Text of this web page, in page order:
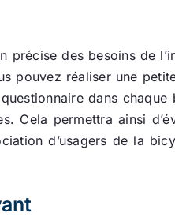
des besoins de
pouvez réaliser une
dans chaque
Cela permettra ainsi
d’usagers de la